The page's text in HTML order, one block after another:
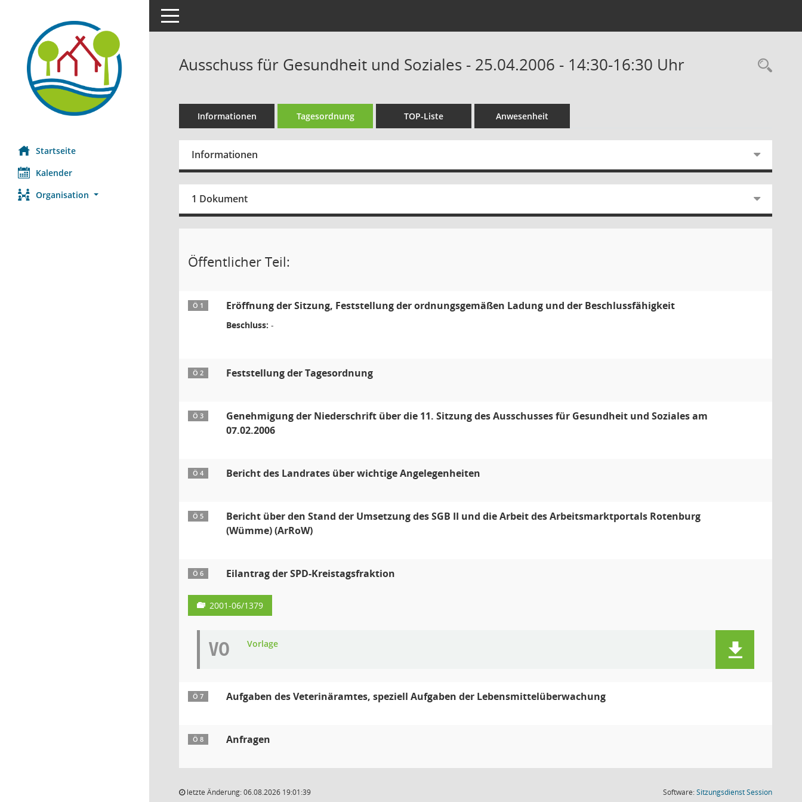
Startseite
Kalender
Organisation
Toggle navigation
Ausschuss für Gesundheit und Soziales - 25.04.2006 - 14:30-16:30 Uhr
Informationen Tagesordnung TOP-Liste Anwesenheit
Informationen
1 Dokument
Öffentlicher Teil:
Ö 1 Eröffnung der Sitzung, Feststellung der ordnungsgemäßen Ladung und der Beschlussfähigkeit
Beschluss: -
Ö 2 Feststellung der Tagesordnung
Ö 3
Genehmigung der Niederschrift über die 11. Sitzung des Ausschusses für Gesundheit und Soziales am
07.02.2006
Ö 4 Bericht des Landrates über wichtige Angelegenheiten
Ö 5
Bericht über den Stand der Umsetzung des SGB II und die Arbeit des Arbeitsmarktportals Rotenburg
(Wümme) (ArRoW)
Ö 6 Eilantrag der SPD-Kreistagsfraktion
2001-06/1379
VO Vorlage
Ö 7 Aufgaben des Veterinäramtes, speziell Aufgaben der Lebensmittelüberwachung
Ö 8 Anfragen
letzte Änderung: 06.08.2026 19:01:39 Software:SitzungsdienstSession(Wird in